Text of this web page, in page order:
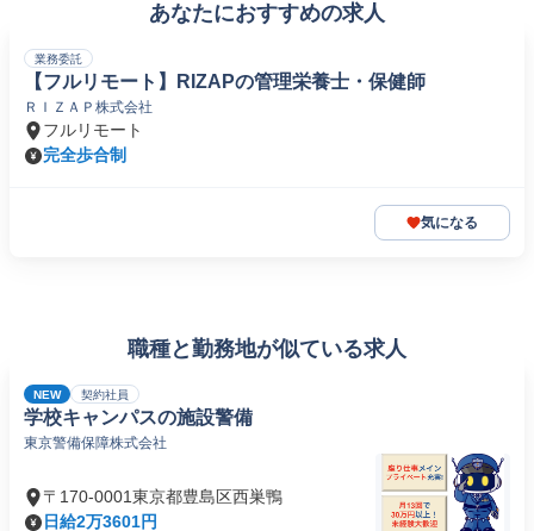
あなたにおすすめの求人
業務委託
【フルリモート】RIZAPの管理栄養士・保健師
ＲＩＺＡＰ株式会社
フルリモート
完全歩合制
気になる
職種と勤務地が似ている求人
NEW 契約社員
学校キャンパスの施設警備
東京警備保障株式会社
〒170-0001東京都豊島区西巣鴨
日給2万3601円